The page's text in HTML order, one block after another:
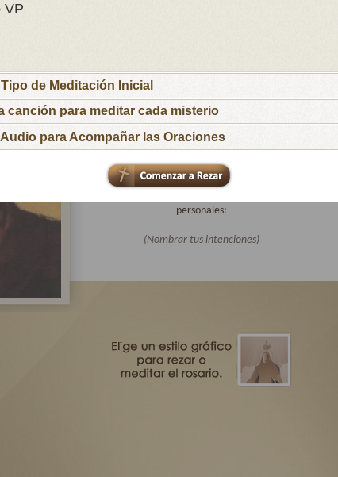
VP
de Meditación Inicial
canción para meditar cada misterio
para Acompañar las Oraciones
los obispos y párrocos, por las familias que
esperan nuevos hijos para que las ayudes a
recibirlos y educarlos cristianamente y por los
niños y jóvenes con inquietudes vocacionales
para que respondan al llamado de tu Hijo
Amoroso.
Te pido especialmente por las intenciones de
todas las familias afiliadas a Virgen Peregrina
personales:
(Nombrar tus intenciones)